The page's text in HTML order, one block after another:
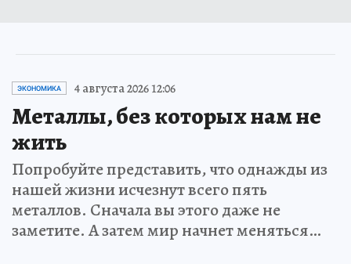
ЭКОНОМИКА 4 августа 2026 12:06
Металлы, без которых нам не
жить
Попробуйте представить, что однажды из
нашей жизни исчезнут всего пять
металлов. Сначала вы этого даже не
заметите. А затем мир начнет меняться…